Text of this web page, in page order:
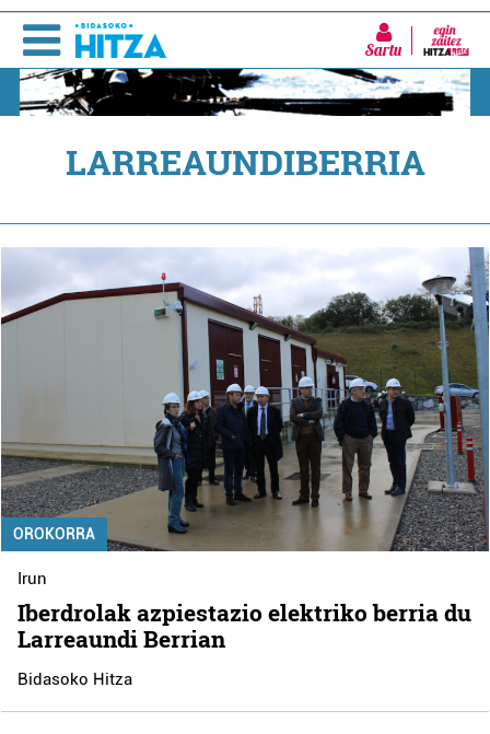
Sartu
LARREAUNDIBERRIA
OROKORRA
Irun
Iberdrolak azpiestazio elektriko berria du
Larreaundi Berrian
Bidasoko Hitza